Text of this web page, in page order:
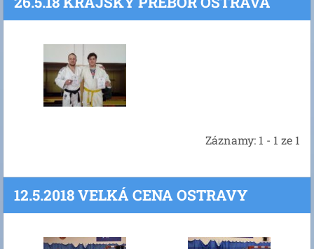
Záznamy: 1 - 1 ze 1
12.5.2018 VELKÁ CENA OSTRAVY